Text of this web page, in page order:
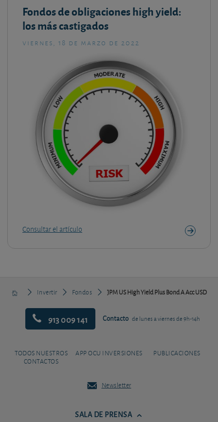
Fondos de obligaciones high yield:
los más castigados
viernes, 18 de marzo de 2022
Consultar el artículo
Invertir Fondos JPM US High Yield Plus Bond A Acc USD
913 009 141 Contacto de lunes a viernes de 9h-14h
TODOS NUESTROS
CONTACTOS
APP OCU INVERSIONES PUBLICACIONES
Newsletter
SALA DE PRENSA